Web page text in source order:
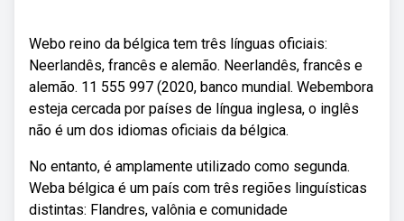
Webo reino da bélgica tem três línguas oficiais:
Neerlandês, francês e alemão. Neerlandês, francês e
alemão. 11 555 997 (2020, banco mundial. Webembora
esteja cercada por países de língua inglesa, o inglês
não é um dos idiomas oficiais da bélgica.
No entanto, é amplamente utilizado como segunda.
Weba bélgica é um país com três regiões linguísticas
distintas: Flandres, valônia e comunidade